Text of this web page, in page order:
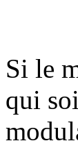
Si le
qui